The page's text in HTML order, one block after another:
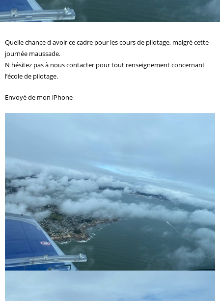
Quelle chance d avoir ce cadre pour les cours de pilotage, malgré cette
journée maussade.
N hésitez pas à nous contacter pour tout renseignement concernant
l’école de pilotage.
Envoyé de mon iPhone